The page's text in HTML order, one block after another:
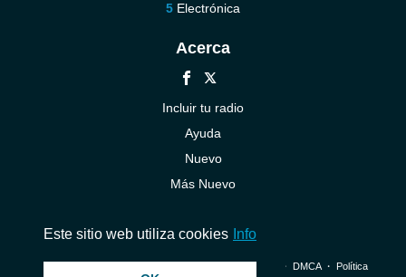
Electrónica
Acerca
Incluir tu radio
Ayuda
Nuevo
Más Nuevo
© 2026 InstantAudio. Reservados todos los derechos. ・ DMCA・ Política
Este sitio web utiliza cookies Info